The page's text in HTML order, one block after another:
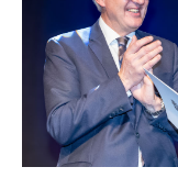
Events
Presse
Jobs